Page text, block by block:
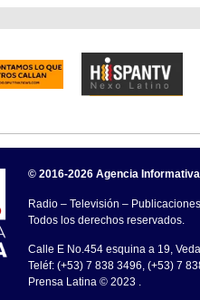
© 2016-2026 Agencia
Radio – Televisión –
Todos los derechos reservados.
Calle E No.454 esquina a 19,
Teléf: (+53) 7 838 3496, (+53) 7
Prensa Latina © 2023 .